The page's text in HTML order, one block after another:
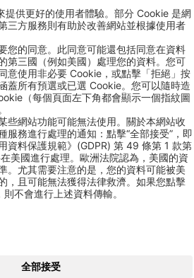
聯絡方式
追蹤我們
加入LINE好友